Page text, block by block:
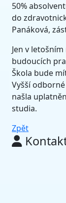
50%
do
Panáková,
Jen v
budoucích
Škola bude
Vyšší
našla
studia.
Zpět